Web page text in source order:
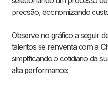
precisão, economizando
Observe no gráfico a seguir
talentos se reinventa com a
simplificando o cotidiano da
alta performance: